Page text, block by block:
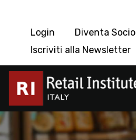
Login
Diventa Socio
Iscriviti alla Newsletter